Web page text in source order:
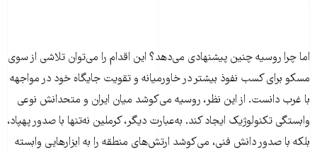
اما چرا روسیه چنین پیشنهادی می‌دهد؟ این اقدام را می‌توان تلاشی از سوی
مسکو برای کسب نفوذ بیشتر در خاورمیانه و تقویت جایگاه خود در مواجهه
با غرب دانست. از این نظر، روسیه می‌کوشد میان ایران و متحدانش نوعی
وابستگی تکنولوژیک ایجاد کند. به‌عبارت دیگر، کرملین نه‌تنها با صدور پهپاد،
بلکه با صدور دانش فنی، می‌کوشد ارتش‌های منطقه را به ابزارهایی وابسته